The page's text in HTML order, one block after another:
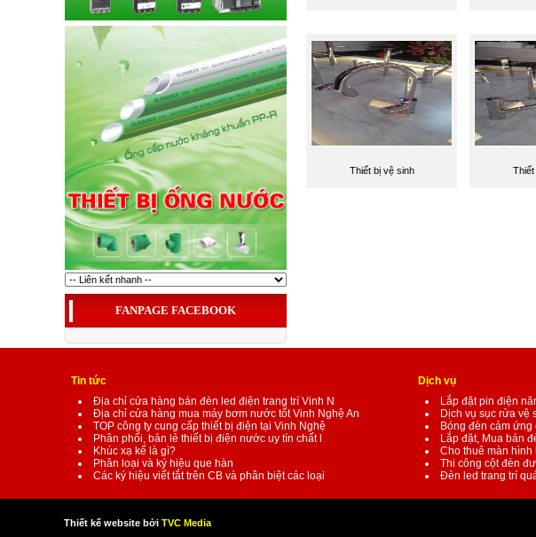
FANPAGE FACEBOOK
Thiết bị vệ sinh Thiết
Tin tức
Địa chỉ cửa hàng bán đèn led điện trang trí Vinh N
Địa chỉ cửa hàng mua máy bơm nước tốt Vinh Nghệ An
TOP công ty cung cấp thiết bị điện tại Vinh Nghệ
Phân phối, bản lẻ thiết bị điện nước uy tín chất l
Khúc xạ kế là gì?
Phân loại và ký hiệu que hàn
Các ký hiệu viết tắt trên CB và phân biệt các loại
Dịch vụ
Lắp đặt pin điện
Dịch vụ sục rửa vệ
Bóng đèn cảm
Lắp đặt, Mua bán
Cho thuê màn hình
Thi công cột đèn
Đèn led trang trí
Thiết kế website bởi TVC Media